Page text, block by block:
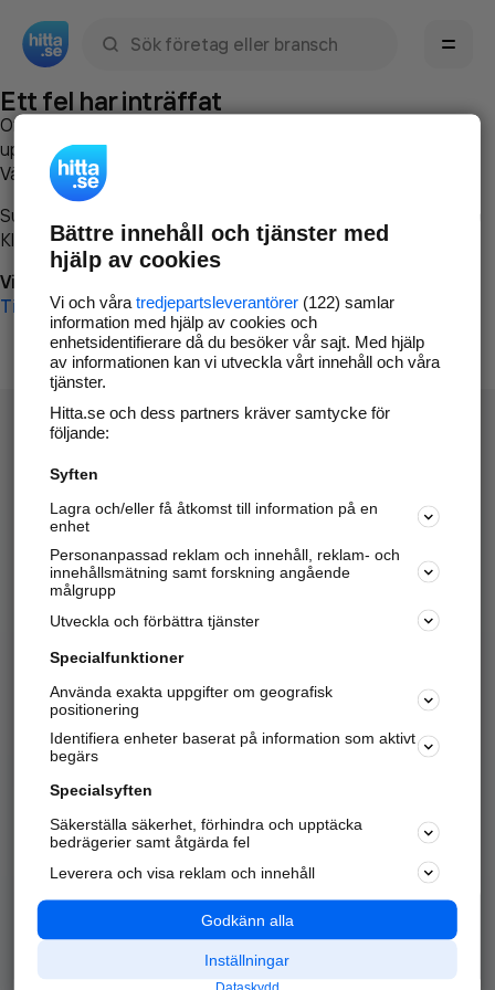
Ett fel har inträffat
Om du vill kan du
uppstod så att vi lättare och snabbare kan avhjälpa det.
Vänligen försök med följande:
Surfa till
Klicka påTillbaka-knappen i webbläsaren och försök igen
Vi beklagar besväret!
Till startsidan
Hitta.se - Gratis nummerupplysning.
Sök företag, personer och platser.
Hitta telefonnummer, adresser, företagsinfo mm.
Marknadsför företaget
Kom igång och annonsera mot
samarbetspartners nära dig.
Alla kategorier
Populära sökningar
API & Kartor
Annonsera
Integritet
Nödnummer
Bättre innehåll och tjänster med
hjälp av cookies
Vi och våra tredjepartsleverantörer(122) samlar
information med hjälp av cookies och
enhetsidentifierare då du besöker vår sajt. Med hjälp
av informationen kan vi utveckla vårt innehåll och våra
tjänster.
Hitta.se och dess partners kräver samtycke för
följande:
Syften
Lagra och/eller få åtkomst till information på en
enhet
Personanpassad reklam och innehåll, reklam- och
innehållsmätning samt forskning angående
målgrupp
Utveckla och förbättra tjänster
Specialfunktioner
Använda exakta uppgifter om geografisk
positionering
Identifiera enheter baserat på information som aktivt
begärs
Specialsyften
Säkerställa säkerhet, förhindra och upptäcka
bedrägerier samt åtgärda fel
Leverera och visa reklam och innehåll
Godkänn alla
Inställningar
Dataskydd